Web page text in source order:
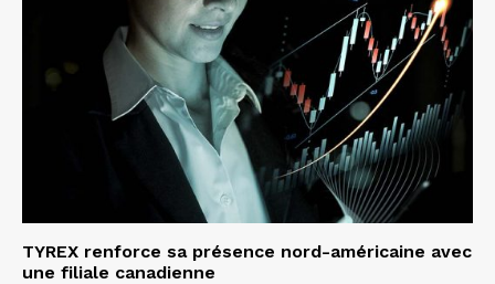
TYREX renforce sa présence nord-américaine avec
une filiale canadienne